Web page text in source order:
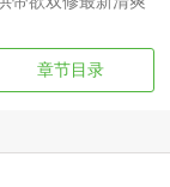
章节目录